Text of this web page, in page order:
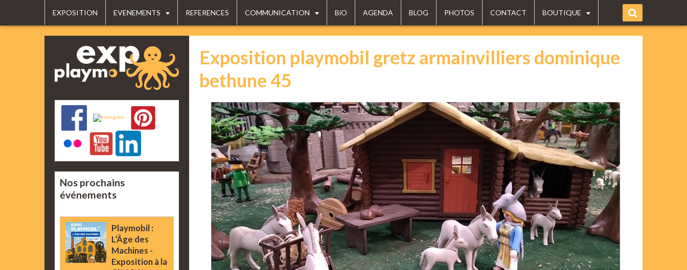
EXPOSITION EVENEMENTS REFERENCES COMMUNICATION BiO AGENDA BLOG PHOTOS CONTACT BOUTIQUE
Exposition playmobil gretz armainvilliers dominique
bethune 45
Nos prochains
événements
Playmobil :
L’Âge des
Machines -
Exposition à la